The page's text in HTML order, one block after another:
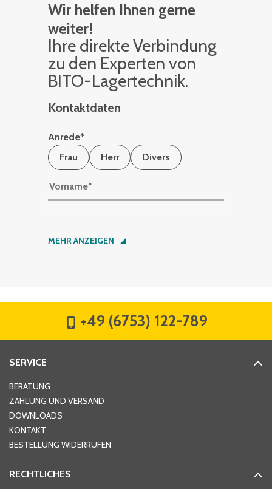
Wir helfen Ihnen gerne
weiter!
Ihre di­rek­te Ver­bin­dung
zu den Ex­per­ten von
BITO-La­ger­tech­nik.
Kontaktdaten
Anrede*
Frau
Herr Divers
Vorname*
Nachname*
Hausnummer
Ort*
MEHR ANZEIGEN
+49 (6753) 122-789
SERVICE
BERATUNG
ZAHLUNG UND VERSAND
DOWNLOADS
KONTAKT
BESTELLUNG WIDERRUFEN
RECHTLICHES